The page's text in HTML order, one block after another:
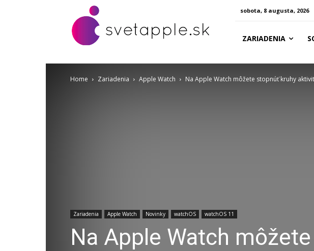
sobota, 8 augusta, 2026
ZARIADENIA
Home Zariadenia Apple Watch Na Apple Watch môžete stopnúť kruhy
Zariadenia Apple Watch Novinky watchOS watchOS 11
Na Apple Watch